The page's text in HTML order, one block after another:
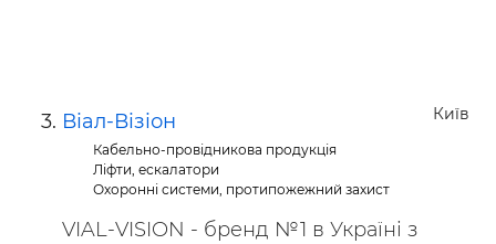
Київ
Віал-Візіон
Кабельно-провідникова продукція
Ліфти, ескалатори
Охоронні системи, протипожежний захист
VIAL-VISION - бренд №1 в Україні з